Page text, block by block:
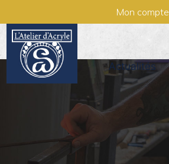
au
contenu
Mon compte
Actualités
Panneau de gestion des cookies